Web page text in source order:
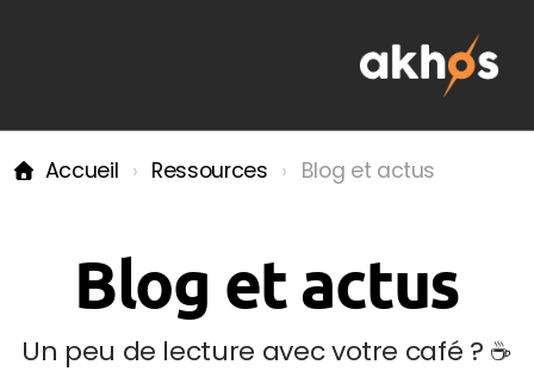
Accueil Ressources Blog et actus
Blog et actus
Un peu de lecture avec votre café ? ☕
Études d'implantation et de marché